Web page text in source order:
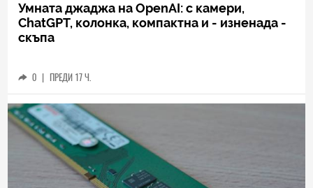
Умната джаджа на OpenAI: с камери,
ChatGPT, колонка, компактна и - изненада -
скъпа
0 | ПРЕДИ 17 Ч.